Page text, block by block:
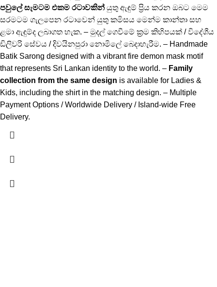
පවුලේ සැමටම එකම රටාවකින් යුතු ඇඳුම් ප්‍රිය කරන ඔබට මෙම
සරමටම ගැලපෙන රටාවෙන් යුතු කමිසය මෙන්ම කාන්තා සහ
ළමා ඇඳුම්ද ලබාගත හැක. – මුදල් ගෙවීමේ ක්‍රම කිහිපයක් / විදේශීය
ඩිලිවරි සේවය / දිවයිනපුරා නොමිලේ බෙදාහැරීම. – Handmade
Batik Sarong designed with a vibrant fire demon mask motif
that represents Sri Lankan identity to the world. – Family
collection from the same design is available for Ladies &
Kids, including the shirt in the matching design. – Multiple
Payment Options / Worldwide Delivery / Island-wide Free
Delivery.